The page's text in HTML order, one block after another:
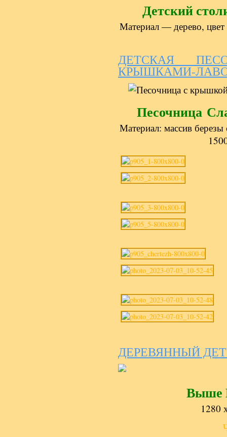
Детский
Материал — дерево,
ДЕТСКАЯ
КРЫШКАМИ-
Песочница
Материал: массив
ДЕРЕВЯННЫЙ
Выше
1280